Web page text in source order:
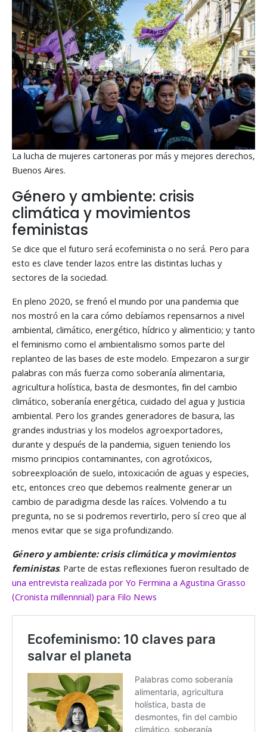
La lucha de mujeres cartoneras por más y mejores derechos,
Buenos Aires.
Género y ambiente: crisis
climática y movimientos
feministas
Se dice que el futuro será ecofeminista o no será. Pero para
esto es clave tender lazos entre las distintas luchas y
sectores de la sociedad.
En pleno 2020, se frenó el mundo por una pandemia que
nos mostró en la cara cómo debíamos repensarnos a nivel
ambiental, climático, energético, hídrico y alimenticio; y tanto
el feminismo como el ambientalismo somos parte del
replanteo de las bases de este modelo. Empezaron a surgir
palabras con más fuerza como soberanía alimentaria,
agricultura holística, basta de desmontes, fin del cambio
climático, soberanía energética, cuidado del agua y Justicia
ambiental. Pero los grandes generadores de basura, las
grandes industrias y los modelos agroexportadores,
durante y después de la pandemia, siguen teniendo los
mismo principios contaminantes, con agrotóxicos,
sobreexploación de suelo, intoxicación de aguas y especies,
etc, entonces creo que debemos realmente generar un
cambio de paradigma desde las raíces. Volviendo a tu
pregunta, no se si podremos revertirlo, pero sí creo que al
menos evitar que se siga profundizando.
Género y ambiente: crisis climática y movimientos
feministas. Parte de estas reflexiones fueron resultado de
una entrevista realizada por Yo Fermina a Agustina Grasso
(Cronista millennnial) para Filo News